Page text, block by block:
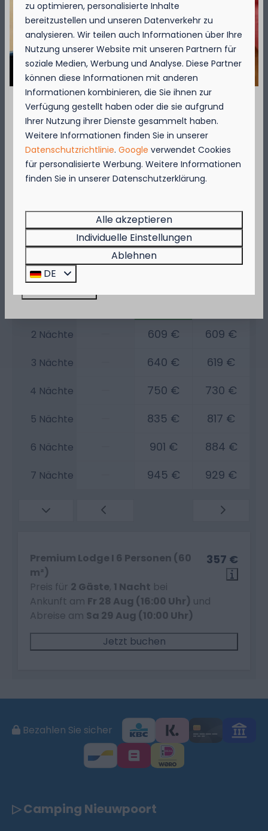
Over de camping
Over de omgeving
Verfügbarkeit und Preis
28-08-2026 Sa29-08-2026
2 Nächte 609 € 609 €
3 Nächte 640 € 619 €
4 Nächte 750 € 730 €
5 Nächte 835 € 817 €
6 Nächte 901 € 884 €
7 Nächte 945 € 929 €
357 €
Premium Lodge I 6 Personen (60
m²)
Preis für 2 Gäste, 1 Nacht bei
Ankunft am Fr 28 Aug (16:00 Uhr) und
Abreise am Sa 29 Aug (10:00 Uhr)
Jetzt buchen
Bezahlen Sie sicher
▷ Camping Nieuwpoort
September = Muschelmonat!
Genießen Sie vom 1. bis zum 29. September 50
% Rabatt auf den Preis für Muscheln für 2
Personen!
Brasserie VierTorrein Nieuwpoort und
Grill & Terracein Westende.
Beeilen Sie sich, denn die Aktion gilt nur, solange
der Vorrat reicht!
zu optimieren, personalisierte Inhalte
bereitzustellen und unseren Datenverkehr zu
analysieren. Wir teilen auch Informationen über Ihre
Nutzung unserer Website mit unseren Partnern für
soziale Medien, Werbung und Analyse. Diese Partner
können diese Informationen mit anderen
Informationen kombinieren, die Sie ihnen zur
Verfügung gestellt haben oder die sie aufgrund
Ihrer Nutzung ihrer Dienste gesammelt haben.
Weitere Informationen finden Sie in unserer
Datenschutzrichtlinie.Google verwendet Cookies
für personalisierte Werbung. Weitere Informationen
finden Sie in unserer Datenschutzerklärung.
Alle akzeptieren
Individuelle Einstellungen
Ablehnen
DE